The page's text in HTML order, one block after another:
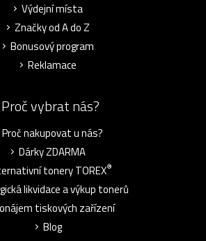
Výdejní místa
Značky od A do Z
Bonusový program
Reklamace
Proč vybrat nás?
Proč nakupovat u nás?
Dárky ZDARMA
tonery TOREX®
likvidace a výkup tonerů
tiskových zařízení
Blog